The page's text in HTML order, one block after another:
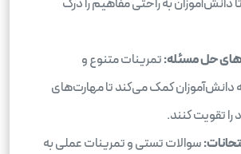
به راحتی مفاهیم را درک
حل مسئله:تمرینات متنوع و
دانش‌آموزان کمک می‌کند تا مهارت‌های
تقویت کنند.
سوالات تستی و تمرینات عملی به